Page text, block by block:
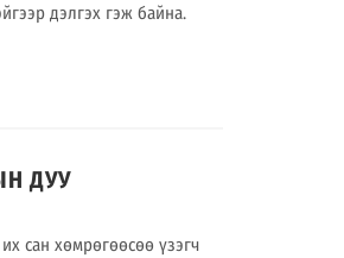
дэлгэх гэж байна.
ДУУ
сан хөмрөгөөсөө үзэгч